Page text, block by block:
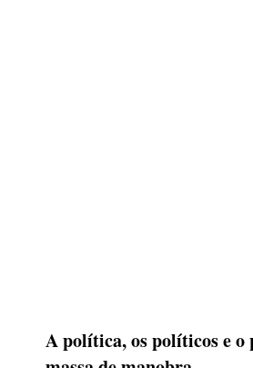
A política, os políticos e o